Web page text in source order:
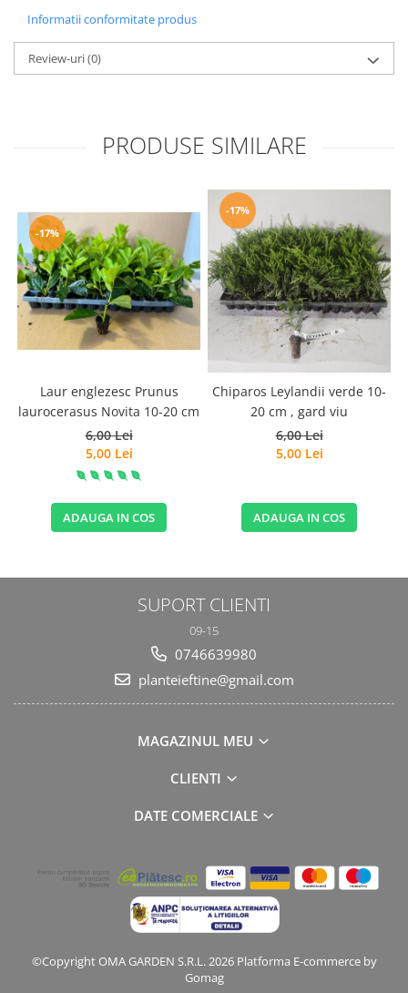
Informatii conformitate produs
Review-uri(0)
PRODUSE SIMILARE
-17%
Laur englezesc Prunus
laurocerasus Novita 10-20 cm
6,00 Lei
5,00 Lei
ADAUGA IN COS
-17%
Chiparos Leylandii verde 10-
20 cm , gard viu
6,00 Lei
5,00 Lei
ADAUGA IN COS
SUPORT CLIENTI
09-15
0746639980
planteieftine@gmail.com
MAGAZINUL MEU
CLIENTI
DATE COMERCIALE
©Copyright OMA GARDEN S.R.L. 2026 Platforma E-commerce by
Gomag